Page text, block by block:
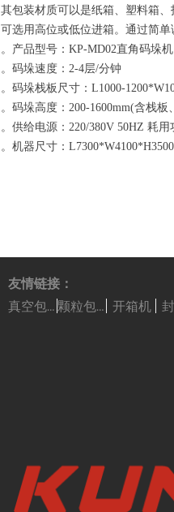
其包装材质可以是纸箱、塑料箱、
可选用高位或低位进箱。通过简
。产品型号：KP-MD02直角码垛机
。码垛速度：2-4层/分钟
。码垛栈板尺寸：L1000-
。码垛高度：200-1600mm(含栈板
。供给电源：220/380V 50HZ 耗
。机器尺寸：
友情链接：
真空包装机
颗粒包装机 开箱机